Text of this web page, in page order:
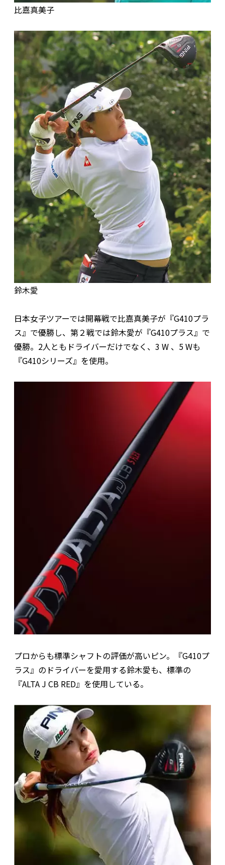
比嘉真美子
鈴木愛
日本女子ツアーでは開幕戦で比嘉真美子が『G410プラ
ス』で優勝し、第２戦では鈴木愛が『G410プラス』で
優勝。2人ともドライバーだけでなく、3 W 、5 Wも
『G410シリーズ』を使用。
プロからも標準シャフトの評価が高いピン。『G410プ
ラス』のドライバーを愛用する鈴木愛も、標準の
『ALTA J CB RED』を使用している。